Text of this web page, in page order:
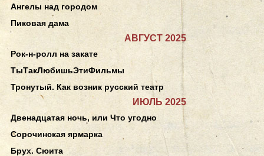
Ангелы над городом
Пиковая дама
АВГУСТ 2025
Рок-н-ролл на закате
ТыТакЛюбишьЭтиФильмы
Тронутый. Как возник русский театр
ИЮЛЬ 2025
Двенадцатая ночь, или Что угодно
Сорочинская ярмарка
Брух. Сюита